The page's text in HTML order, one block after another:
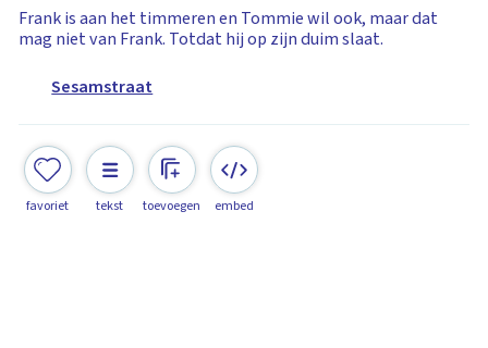
Frank is aan het timmeren en Tommie wil ook, maar dat
mag niet van Frank. Totdat hij op zijn duim slaat.
Sesamstraat
favoriet tekst toevoegen embed